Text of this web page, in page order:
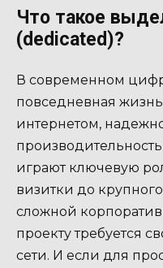
Что такое
(dedicated)?
В современном
повседневная
интернетом,
играют ключевую
визитки до
сложной
проекту требуется
сети. И если для